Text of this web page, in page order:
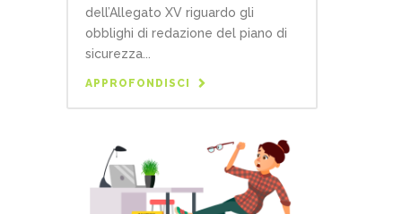
dell’Allegato XV riguardo gli
obblighi di redazione del piano di
sicurezza...
APPROFONDISCI